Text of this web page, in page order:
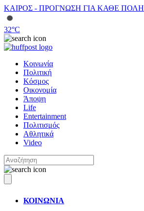
ΚΑΙΡΟΣ - ΠΡΟΓΝΩΣΗ ΓΙΑ ΚΑΘΕ ΠΟΛΗ
32°C
Κοινωνία
Πολιτική
Κόσμος
Οικονομία
Άποψη
Life
Entertainment
Πολιτισμός
Αθλητικά
Video
ΚΟΙΝΩΝΙΑ